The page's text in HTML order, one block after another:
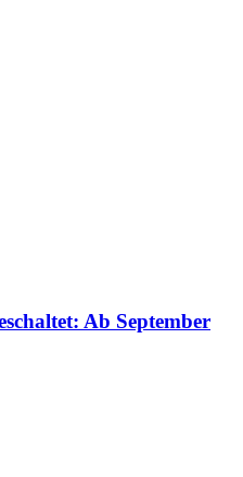
Ab September